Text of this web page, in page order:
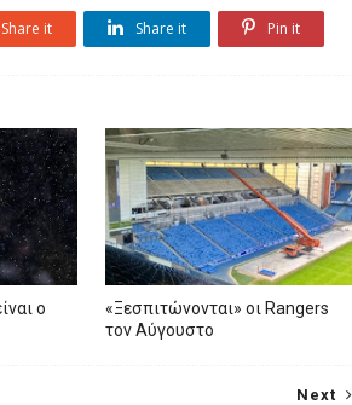
Share it Share it Pin it
ο
«Ξεσπιτώνονται» οι Rangers
τον Αύγουστο
Next